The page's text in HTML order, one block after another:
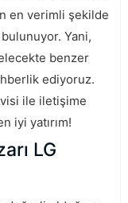
en verimli şekilde
Yani,
benzer
ediyoruz.
ile iletişime
iyi yatırım!
LG